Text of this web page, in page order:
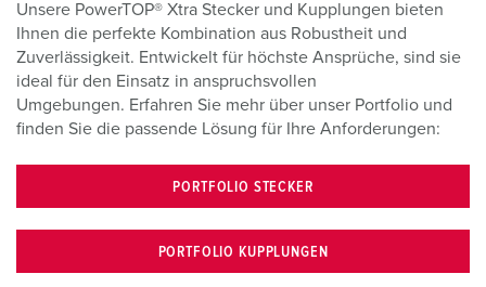
Unsere PowerTOP® Xtra Stecker und Kupplungen bieten
Ihnen die perfekte Kombination aus Robustheit und
Zuverlässigkeit. Entwickelt für höchste Ansprüche, sind sie
ideal für den Einsatz in anspruchsvollen
Umgebungen. Erfahren Sie mehr über unser Portfolio und
finden Sie die passende Lösung für Ihre Anforderungen:
PORTFOLIO STECKER
PORTFOLIO KUPPLUNGEN